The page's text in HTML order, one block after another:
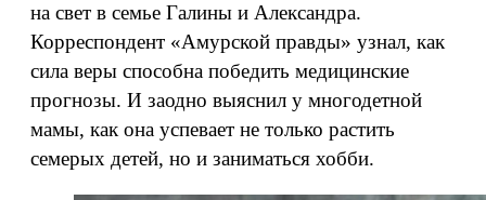
на свет в семье Галины и Александра.
Корреспондент «Амурской правды» узнал, как
сила веры способна победить медицинские
прогнозы. И заодно выяснил у многодетной
мамы, как она успевает не только растить
семерых детей, но и заниматься хобби.